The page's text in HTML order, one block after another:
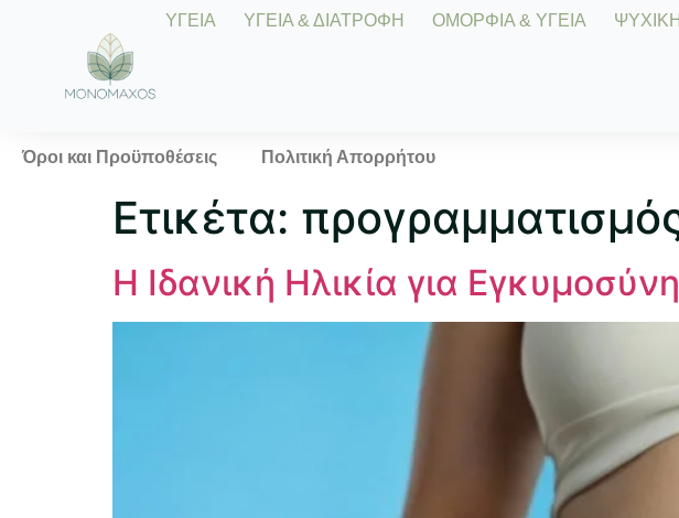
ΥΓΕΙΑ ΥΓΕΙΑ & ΔΙΑΤΡΟΦΗ ΟΜΟΡΦΙΑ & ΥΓΕΙΑ
Όροι και Προϋποθέσεις Πολιτική Απορρήτου
Ετικέτα:
Η Ιδανική Ηλικία για